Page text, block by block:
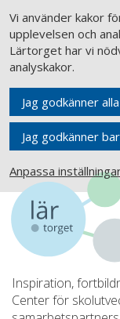
Vi använder kakor
upplevelsen och
Lärtorget har vi
analyskakor.
Jag godkänner
Jag godkänner
Anpassa
Inspiration,
Center för